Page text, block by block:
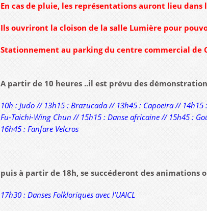
En cas de pluie, les représentations auront lieu dans
Ils ouvriront la cloison de la salle Lumière pour
Stationnement au parking du centre commercial de
A partir de 10 heures ..il est prévu des
10h : Judo // 13h15 : Brazucada // 13h45 : Capoeira //
Fu-Taichi-Wing Chun // 15h15 : Danse africaine // 15h45 :
16h45 : Fanfare Velcros
puis à partir de 18h, se succéderont des animations
17h30 : Danses Folkloriques avec l’UAICL